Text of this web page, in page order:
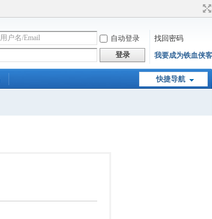
自动登录
找回密码
登录 我要成为铁血侠客
快捷导航